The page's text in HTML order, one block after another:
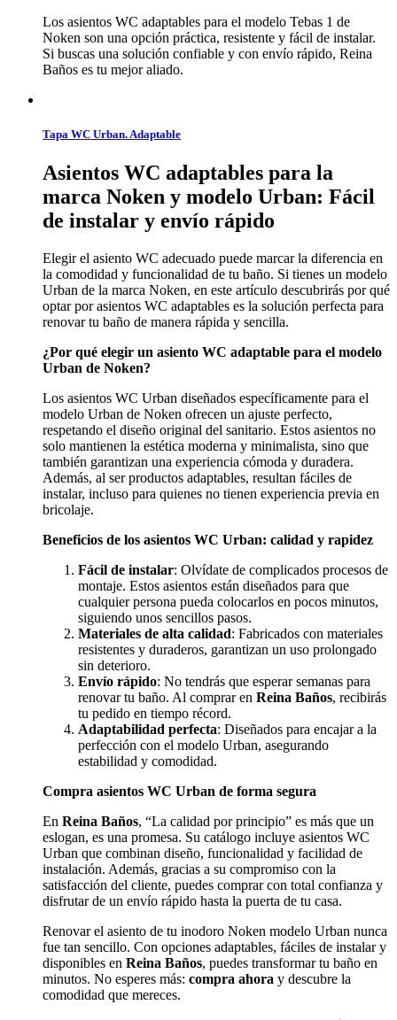
Los asientos WC adaptables para el modelo Tebas 1 de
Noken son una opción práctica, resistente y fácil de instalar.
Si buscas una solución confiable y con envío rápido, Reina
Baños es tu mejor aliado.
Tapa WC Urban. Adaptable
Asientos WC adaptables para la
marca Noken y modelo Urban: Fácil
de instalar y envío rápido
Elegir el asiento WC adecuado puede marcar la diferencia en
la comodidad y funcionalidad de tu baño. Si tienes un modelo
Urban de la marca Noken, en este artículo descubrirás por qué
optar por asientos WC adaptables es la solución perfecta para
renovar tu baño de manera rápida y sencilla.
¿Por qué elegir un asiento WC adaptable para el modelo
Urban de Noken?
Los asientos WC Urban diseñados específicamente para el
modelo Urban de Noken ofrecen un ajuste perfecto,
respetando el diseño original del sanitario. Estos asientos no
solo mantienen la estética moderna y minimalista, sino que
también garantizan una experiencia cómoda y duradera.
Además, al ser productos adaptables, resultan fáciles de
instalar, incluso para quienes no tienen experiencia previa en
bricolaje.
Beneficios de los asientos WC Urban: calidad y rapidez
Fácil de instalar: Olvídate de complicados procesos de
montaje. Estos asientos están diseñados para que
cualquier persona pueda colocarlos en pocos minutos,
siguiendo unos sencillos pasos.
Materiales de alta calidad: Fabricados con materiales
resistentes y duraderos, garantizan un uso prolongado
sin deterioro.
Envío rápido: No tendrás que esperar semanas para
renovar tu baño. Al comprar en Reina Baños, recibirás
tu pedido en tiempo récord.
Adaptabilidad perfecta: Diseñados para encajar a la
perfección con el modelo Urban, asegurando
estabilidad y comodidad.
Compra asientos WC Urban de forma segura
En Reina Baños, “La calidad por principio” es más que un
eslogan, es una promesa. Su catálogo incluye asientos WC
Urban que combinan diseño, funcionalidad y facilidad de
instalación. Además, gracias a su compromiso con la
satisfacción del cliente, puedes comprar con total confianza y
disfrutar de un envío rápido hasta la puerta de tu casa.
Renovar el asiento de tu inodoro Noken modelo Urban nunca
fue tan sencillo. Con opciones adaptables, fáciles de instalar y
disponibles en Reina Baños, puedes transformar tu baño en
minutos. No esperes más: compra ahora y descubre la
comodidad que mereces.